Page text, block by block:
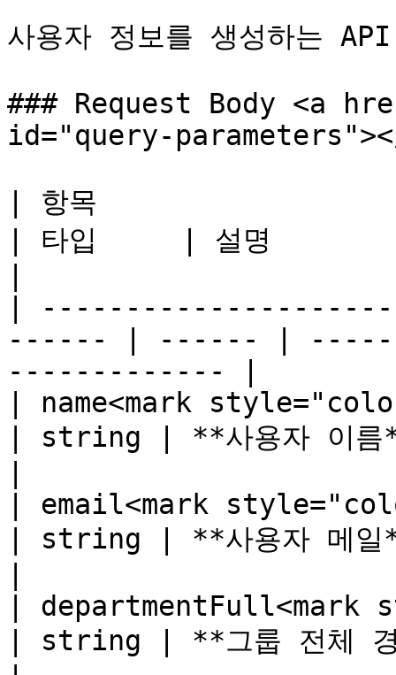
사용자 정보를 생성하는
### Request Body <a
id="query-
| 항목
| 타입     | 설명
|
------ | ------ |
------------- |
| name<mark
| string | **사용자 이름
| email<mark
| string | **사용자 메일
|
| string | **그룹 전체